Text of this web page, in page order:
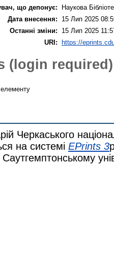
що депонує:
Наукова
Дата внесення:
15 Лип 2025
Останні зміни:
15 Лип 2025
URI: https://
(login required)
Черкаського
на системі EPrints 3